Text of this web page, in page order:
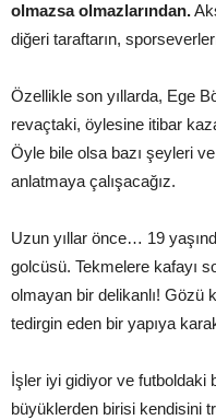
olmazsa olmazlarından.
diğeri taraftarın,
Özellikle son yıllarda, Ege
revaçtaki, öylesine itibar
Öyle bile olsa bazı şeyleri
anlatmaya çalışacağız.
Uzun yıllar önce… 19
golcüsü. Tekmelere kafayı
olmayan bir delikanlı! Gözü
tedirgin eden bir yapıya
İşler iyi gidiyor ve futboldaki
büyüklerden birisi kendisini